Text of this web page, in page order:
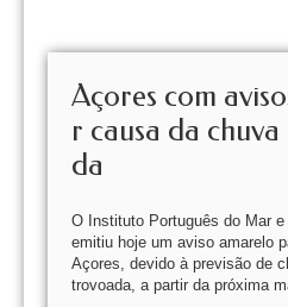
Açores com
r causa da
da
O Instituto Português do Mar
emitiu hoje um aviso amarelo
Açores, devido à previsão de
trovoada, a partir da próxima